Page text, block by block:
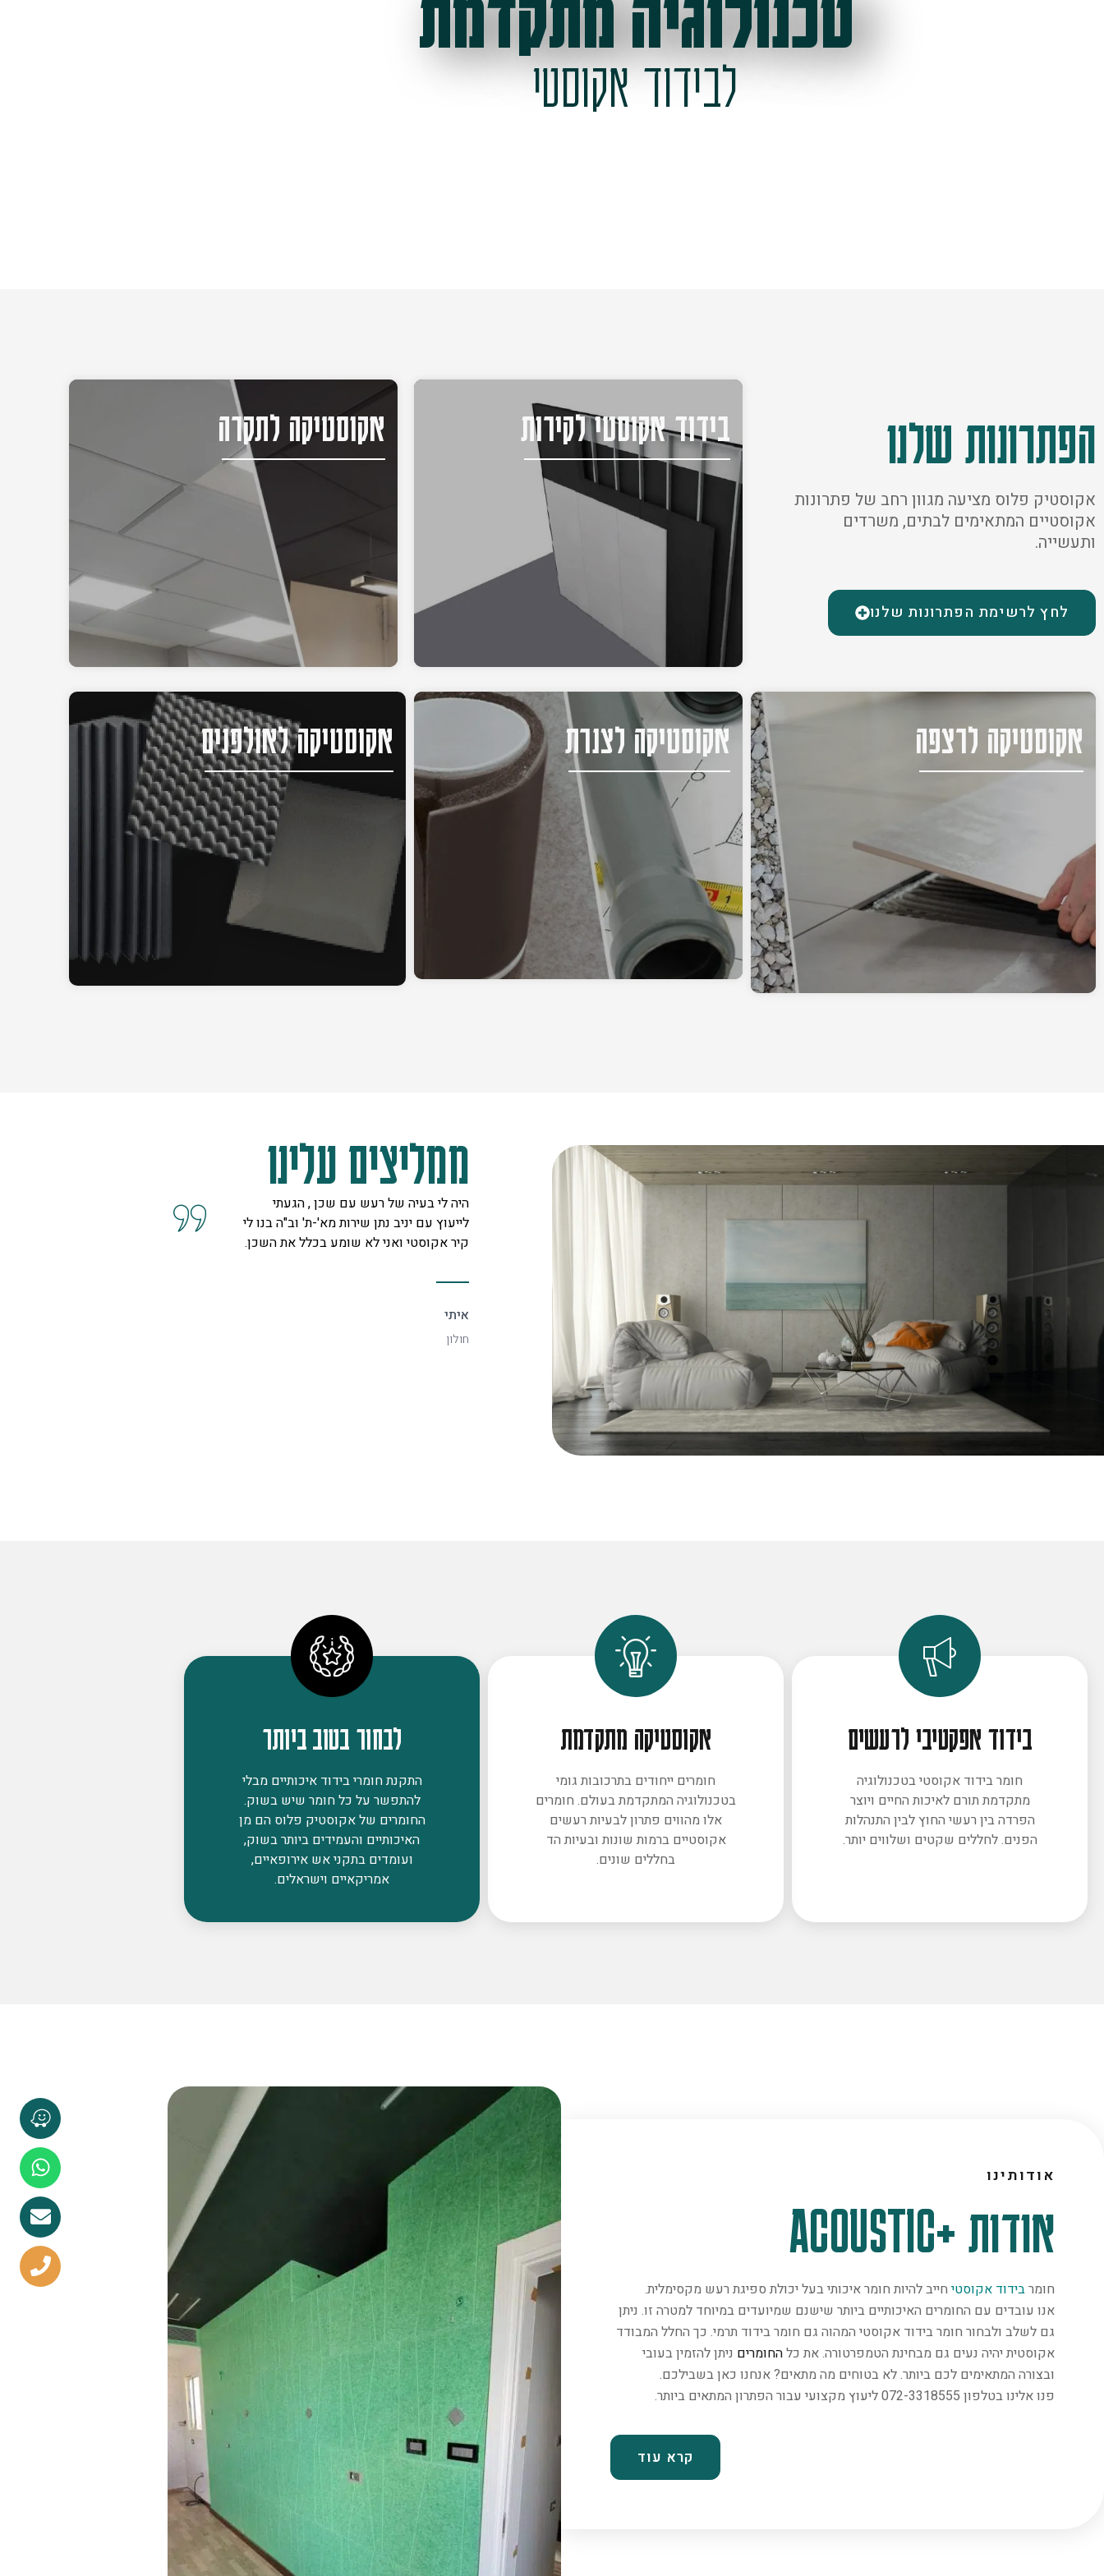
טכנולוגיה מתקדמת
לבידוד אקוסטי
הפתרונות שלנו
אקוסטיק פלוס מציעה מגוון רחב של פתרונות
אקוסטיים המתאימים לבתים, משרדים
ותעשייה.
לחץ לרשימת הפתרונות שלנו
בידוד אקוסטי לקירות אקוסטיקה לתקרה
אקוסטיקה לרצפה אקוסטיקה לצנרת אקוסטיקה לאולפנים
ממליצים עלינו
מקום של מקצוענים על לב טוב ורצון אדיר
לתת מענה לכל לקוח. אצלם מצאתי את
דב
היה לי בעיה של רעש עם שכן , הגעתי
לייעוץ עם יניב נתן שירות מא'-ת' וב"ה בנו לי
קיר אקוסטי ואני לא שומע בכלל את השכן.
איתי
חולון
בידוד אפקטיבי לרעשים
חומר בידוד אקוסטי בטכנולוגיה
מתקדמת תורם לאיכות החיים ויוצר
הפרדה בין רעשי החוץ לבין התנהלות
הפנים. לחללים שקטים ושלווים יותר.
אקוסטיקה מתקדמת
חומרים ייחודים בתרכובות גומי
בטכנולוגיה המתקדמת בעולם. חומרים
אלו מהווים פתרון לבעיות רעשים
אקוסטיים ברמות שונות ובעיות הד
בחללים שונים.
לבחור בטוב ביותר
התקנת חומרי בידוד איכותיים מבלי
להתפשר על כל חומר שיש בשוק.
החומרים של אקוסטיק פלוס הם מן
האיכותיים והעמידים ביותר בשוק,
ועומדים בתקני אש אירופאיים,
אמריקאיים וישראלים.
אודותינו
אודות +ACOUSTIC
חומרבידוד אקוסטי חייב להיות חומר איכותי בעל יכולת ספיגת רעש מקסימלית.
אנו עובדים עם החומרים האיכותיים ביותר שישנם שמיועדים במיוחד למטרה זו. ניתן
גם לשלב ולבחור חומר בידוד אקוסטי המהוה גם חומר בידוד תרמי. כך החלל המבודד
אקוסטית יהיה נעים גם מבחינת הטמפרטורה. את כלהחומרים ניתן להזמין בעובי
ובצורה המתאימים לכם ביותר. לא בטוחים מה מתאים? אנחנו כאן בשבילכם.
פנו אלינו בטלפון 072-3318555 ליעוץ מקצועי עבור הפתרון המתאים ביותר.
קרא עוד